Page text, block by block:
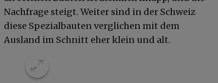
Nachfrage steigt. Weiter sind in der Schweiz
diese Spezialbauten verglichen mit dem
Ausland im Schnitt eher klein und alt.